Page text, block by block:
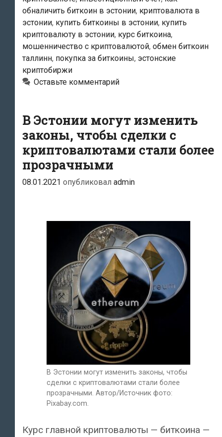
обналичить биткоин в эстонии, криптовалюта в
эстонии, купить биткоины в эстонии, купить
криптовалюту в эстонии, курс биткоина,
мошенничество с криптовалютой, обмен биткоин
таллинн, покупка за биткоины, эстонские
криптобиржи
Оставьте комментарий
В Эстонии могут изменить
законы, чтобы сделки с
криптовалютами стали более
прозрачными
08.01.2021 опубликовал admin
В Эстонии могут изменить законы, чтобы
сделки с криптовалютами стали более
прозрачными. Автор/Источник фото:
Pixabay.com.
Курс главной криптовалюты — биткоина —